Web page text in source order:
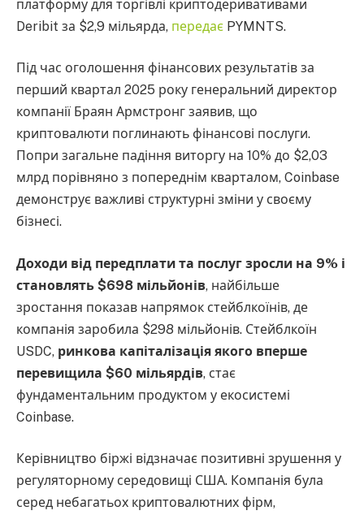
платформу для торгівлі криптодеривативами
Deribit за $2,9 мільярда, передає PYMNTS.
Під час оголошення фінансових результатів за
перший квартал 2025 року генеральний директор
компанії Браян Армстронг заявив, що
криптовалюти поглинають фінансові послуги.
Попри загальне падіння виторгу на 10% до $2,03
млрд порівняно з попереднім кварталом, Coinbase
демонструє важливі структурні зміни у своєму
бізнесі.
Доходи від передплати та послуг зросли на 9% і
становлять $698 мільйонів, найбільше
зростання показав напрямок стейблкоїнів, де
компанія заробила $298 мільйонів. Стейблкоїн
USDC, ринкова капіталізація якого вперше
перевищила $60 мільярдів, стає
фундаментальним продуктом у екосистемі
Coinbase.
Керівництво біржі відзначає позитивні зрушення у
регуляторному середовищі США. Компанія була
серед небагатьох криптовалютних фірм,